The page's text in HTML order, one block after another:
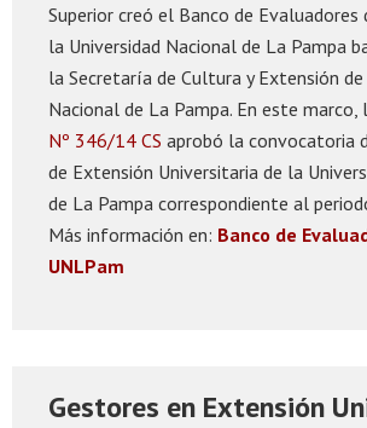
Superior creó el Banco de Evaluadores
la Universidad Nacional de La Pampa
la Secretaría de Cultura y Extensión
Nacional de La Pampa. En este marco,
Nº 346/14 CS aprobó la convocatoria
de Extensión Universitaria de la
de La Pampa correspondiente al
Más información en: Banco de
UNLPam
Gestores en Extensión